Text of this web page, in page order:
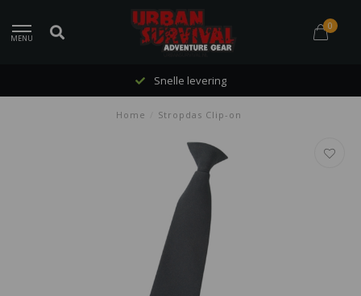
MENU
0
Snelle levering
Home Stropdas Clip-on